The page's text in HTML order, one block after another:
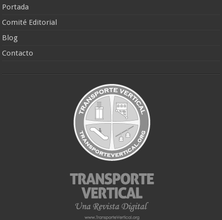
Portada
Comité Editorial
Blog
Contacto